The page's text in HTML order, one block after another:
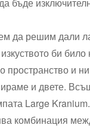
бъде
да решим дали
би
пространство и
и двете.
Large
комбинация